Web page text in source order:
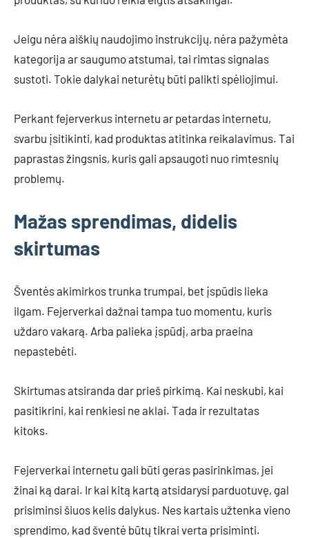
Jeigu nėra aiškių naudojimo instrukcijų, nėra pažymėta
kategorija ar saugumo atstumai, tai rimtas signalas
sustoti. Tokie dalykai neturėtų būti palikti spėliojimui.
Perkant fejerverkus internetu ar petardas internetu,
svarbu įsitikinti, kad produktas atitinka reikalavimus. Tai
paprastas žingsnis, kuris gali apsaugoti nuo rimtesnių
problemų.
Mažas sprendimas, didelis
skirtumas
Šventės akimirkos trunka trumpai, bet įspūdis lieka
ilgam. Fejerverkai dažnai tampa tuo momentu, kuris
uždaro vakarą. Arba palieka įspūdį, arba praeina
nepastebėti.
Skirtumas atsiranda dar prieš pirkimą. Kai neskubi, kai
pasitikrini, kai renkiesi ne aklai. Tada ir rezultatas
kitoks.
Fejerverkai internetu gali būti geras pasirinkimas, jei
žinai ką darai. Ir kai kitą kartą atsidarysi parduotuvę, gal
prisiminsi šiuos kelis dalykus. Nes kartais užtenka vieno
sprendimo, kad šventė būtų tikrai verta prisiminti.